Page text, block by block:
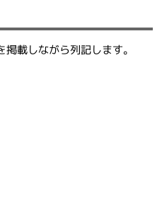
載しながら列記します。